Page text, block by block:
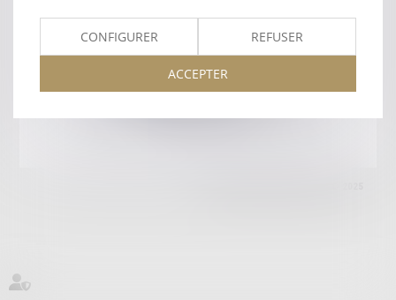
HonorairesMentions légalesPlan du site
11 Place des Cinq Martyrs du Lycée Buffon, 75014 PARIS
CONFIGURER REFUSER
ACCEPTER